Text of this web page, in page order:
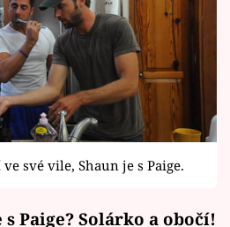
své vile, Shaun je s Paige.
Paige? Solárko a obočí!